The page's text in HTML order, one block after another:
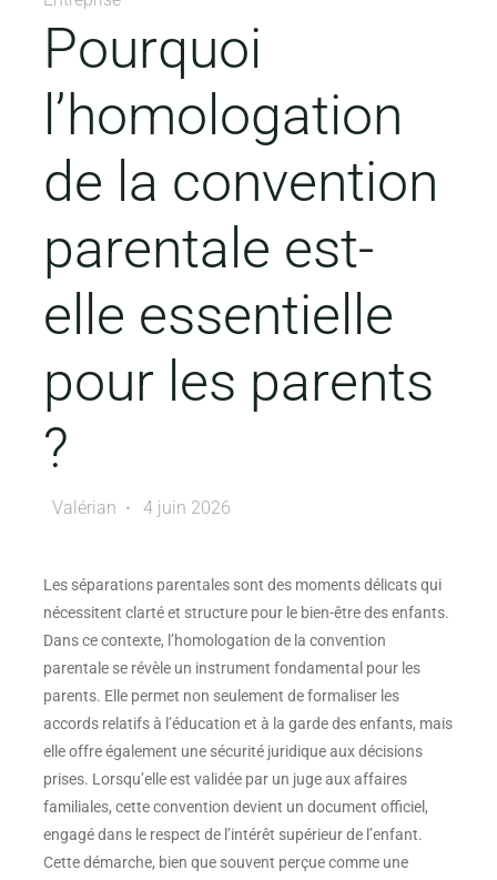
Pourquoi
l’homologation
de la convention
parentale est-
elle essentielle
pour les parents
?
Valérian 4 juin 2026
Les séparations parentales sont des moments délicats qui
nécessitent clarté et structure pour le bien-être des enfants.
Dans ce contexte, l’homologation de la convention
parentale se révèle un instrument fondamental pour les
parents. Elle permet non seulement de formaliser les
accords relatifs à l’éducation et à la garde des enfants, mais
elle offre également une sécurité juridique aux décisions
prises. Lorsqu’elle est validée par un juge aux affaires
familiales, cette convention devient un document officiel,
engagé dans le respect de l’intérêt supérieur de l’enfant.
Cette démarche, bien que souvent perçue comme une